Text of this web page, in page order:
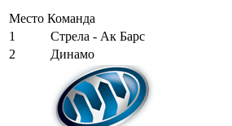
Место Команда
1
Стрела - Ак Барс
2
Динамо